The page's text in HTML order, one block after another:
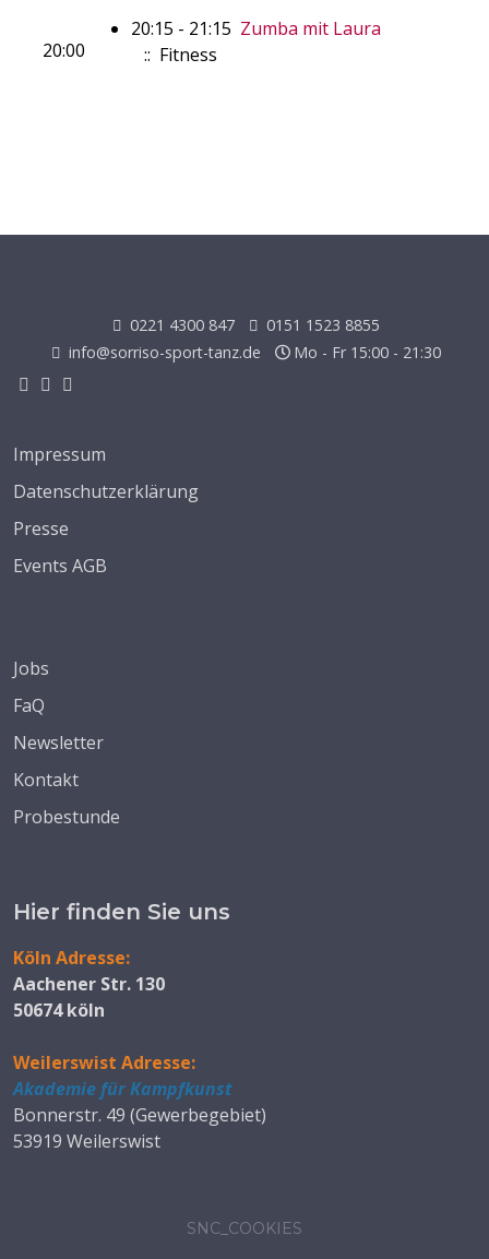
20:00
20:15 - 21:15 Zumba mit Laura
:: Fitness
0221 4300 847
0151 1523 8855
info@sorriso-sport-tanz.de
Mo - Fr 15:00 - 21:30
Impressum
Datenschutzerklärung
Presse
Events AGB
Jobs
FaQ
Newsletter
Kontakt
Probestunde
Hier finden Sie uns
Köln Adresse:
Aachener Str. 130
50674 köln
Weilerswist Adresse:
Akademie für Kampfkunst
Bonnerstr. 49 (Gewerbegebiet)
53919 Weilerswist
SNC_COOKIES